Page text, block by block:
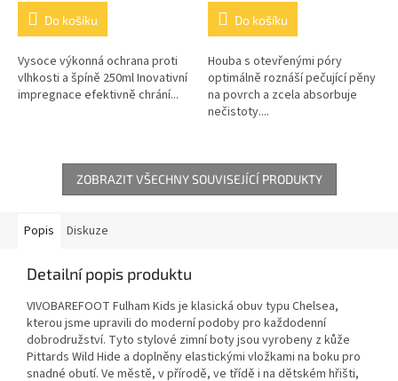
Do košíku
Vysoce výkonná ochrana proti
vlhkosti a špíně 250ml Inovativní
impregnace efektivně chrání...
Do košíku
Houba s otevřenými póry
optimálně roznáší pečující pěny
na povrch a zcela absorbuje
nečistoty....
ZOBRAZIT VŠECHNY SOUVISEJÍCÍ PRODUKTY
Popis Diskuze
Detailní popis produktu
VIVOBAREFOOT Fulham Kids je klasická obuv typu Chelsea,
kterou jsme upravili do moderní podoby pro každodenní
dobrodružství. Tyto stylové zimní boty jsou vyrobeny z kůže
Pittards Wild Hide a doplněny elastickými vložkami na boku pro
snadné obutí. Ve městě, v přírodě, ve třídě i na dětském hřišti,